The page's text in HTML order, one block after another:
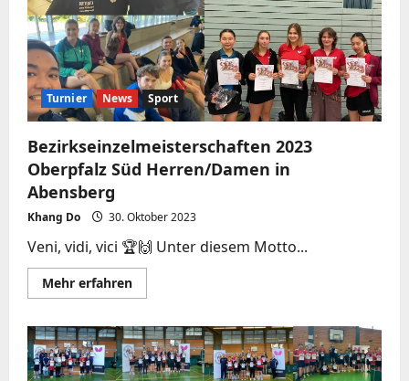
Turnier News Sport
Bezirkseinzelmeisterschaften 2023
Oberpfalz Süd Herren/Damen in
Abensberg
Khang Do 30. Oktober 2023
Veni, vidi, vici 🏆🙌 Unter diesem Motto...
Mehr erfahrenMehr
Informationen
2023
Oberpfalz
Süd
Herren/Damen